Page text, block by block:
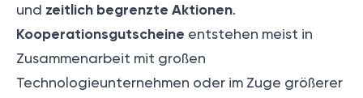
und zeitlich begrenzte Aktionen.
Kooperationsgutscheine entstehen meist in
Zusammenarbeit mit großen
Technologieunternehmen oder im Zuge größerer